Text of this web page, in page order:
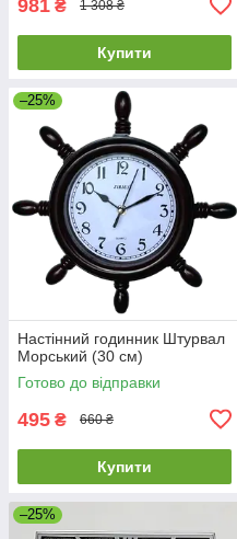
981 ₴ 1 308 ₴
Купити
–25%
Настінний годинник Штурвал
Морський (30 см)
Готово до відправки
495 ₴ 660 ₴
Купити
–25%